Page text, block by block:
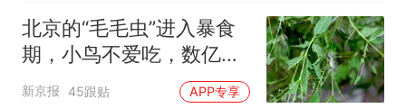
北京的“毛毛虫”进入暴食
期，小鸟不爱吃，数亿头
小蜂迎战
新京报 45跟贴 APP专享